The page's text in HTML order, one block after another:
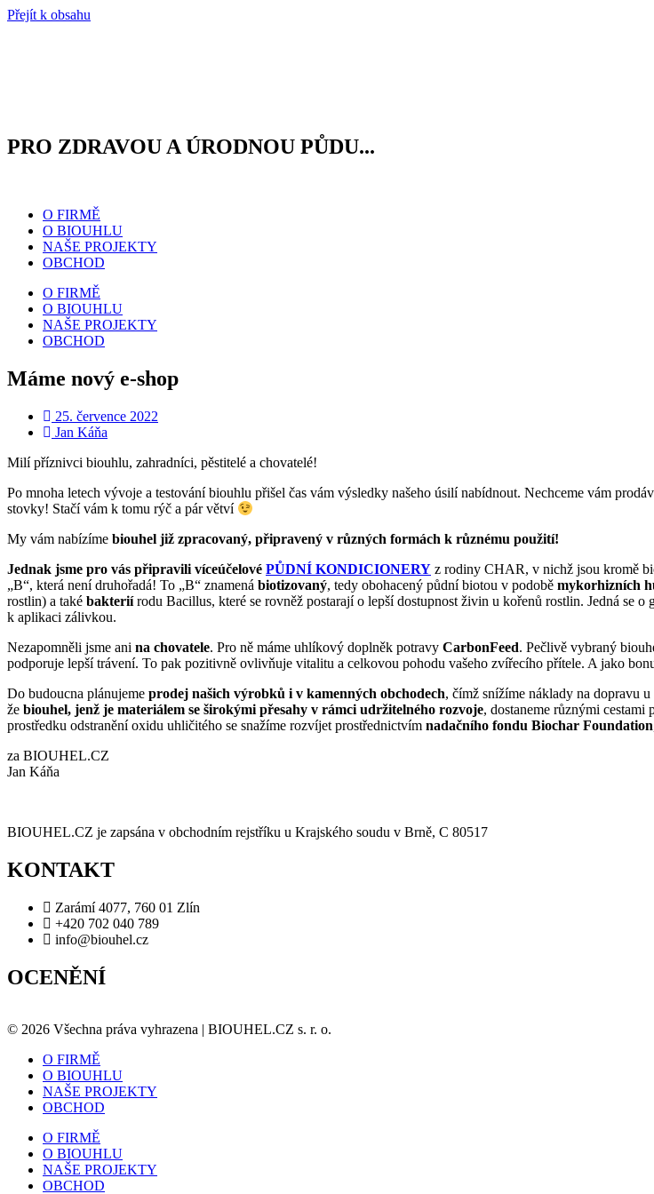
Přejít k obsahu
PRO ZDRAVOU A ÚRODNOU PŮDU...
O FIRMĚ
O BIOUHLU
NAŠE PROJEKTY
OBCHOD
O FIRMĚ
O BIOUHLU
NAŠE PROJEKTY
OBCHOD
Máme nový e-shop
25. července 2022
Jan Káňa
Milí příznivci biouhlu, zahradníci, pěstitelé a chovatelé!
Po mnoha letech vývoje a testování biouhlu přišel čas vám výsledky našeho úsilí nabídnout. Nechceme vám
stovky! Stačí vám k tomu rýč a pár větví
My vám nabízíme biouhel již zpracovaný, připravený v různých formách k různému použití!
Jednak jsme pro vás připravili víceúčelové PŮDNÍ KONDICIONERY z rodiny CHAR, v nichž jsou kromě
„B“, která není druhořadá! To „B“ znamená biotizovaný, tedy obohacený půdní biotou v podobě mykorhizních
rostlin) a také bakteriírodu Bacillus, které se rovněž postarají o lepší dostupnost živin u kořenů rostlin. Jedná se o
k aplikaci zálivkou.
Nezapomněli jsme ani na chovatele. Pro ně máme uhlíkový doplněk potravy CarbonFeed. Pečlivě vybraný
podporuje lepší trávení. To pak pozitivně ovlivňuje vitalitu a celkovou pohodu vašeho zvířecího přítele. A jako
Do budoucna plánujeme prodej našich výrobků i v kamenných obchodech, čímž snížíme náklady na dopravu
že biouhel, jenž je materiálem se širokými přesahy v rámci udržitelného rozvoje, dostaneme různými
prostředku odstranění oxidu uhličitého se snažíme rozvíjet prostřednictvím nadačního fondu Biochar Foundation
za BIOUHEL.CZ
Jan Káňa
BIOUHEL.CZ je zapsána v obchodním rejstříku u Krajského soudu v Brně, C 80517
KONTAKT
Zarámí 4077, 760 01 Zlín
+420 702 040 789
info@biouhel.cz
OCENĚNÍ
© 2026 Všechna práva vyhrazena | BIOUHEL.CZ s. r. o.
O FIRMĚ
O BIOUHLU
NAŠE PROJEKTY
OBCHOD
O FIRMĚ
O BIOUHLU
NAŠE PROJEKTY
OBCHOD